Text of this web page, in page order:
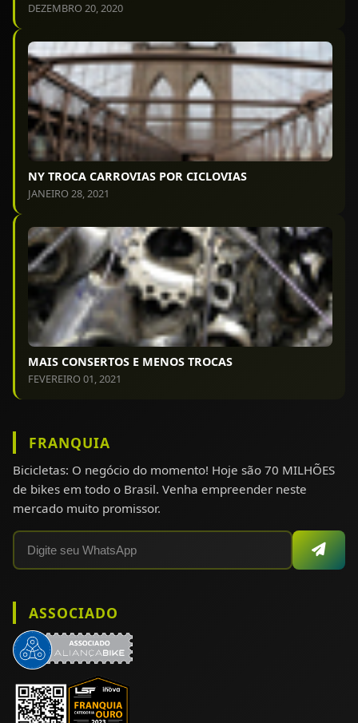
DEZEMBRO 20, 2020
NY TROCA CARROVIAS POR CICLOVIAS
JANEIRO 28, 2021
MAIS CONSERTOS E MENOS TROCAS
FEVEREIRO 01, 2021
FRANQUIA
Bicicletas: O negócio do momento! Hoje são 70 MILHÕES
de bikes em todo o Brasil. Venha empreender neste
mercado muito promissor.
ASSOCIADO